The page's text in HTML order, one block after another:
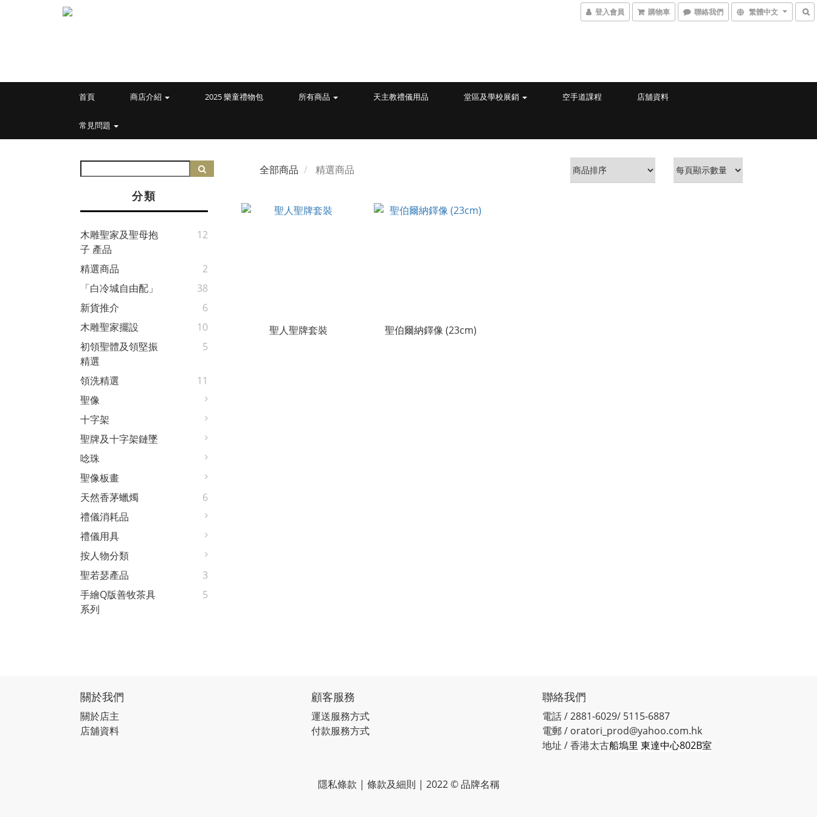
登入會員 購物車 聯絡我們 繁體中文
首頁 商店介紹 2025 樂童禮物包 所有商品 天主教禮儀用品 堂區及學校展銷 空手道課程 店舖資料
常見問題
分類
木雕聖家及聖母抱
子 產品
12
精選商品
2
「白冷城自由配」
38
新貨推介
6
木雕聖家擺設
10
初領聖體及領堅振
精選
5
領洗精選
11
聖像
十字架
聖牌及十字架鏈墜
唸珠
聖像板畫
天然香茅蠟燭
6
禮儀消耗品
禮儀用具
按人物分類
聖若瑟產品
3
手繪Q版善牧茶具
系列
5
全部商品 精選商品
聖人聖牌套裝 聖伯爾納鐸像 (23cm)
關於我們
關於店主
店舖資料
顧客服務
運送服務方式
付款服務方式
聯絡我們
電話 / 2881-6029/ 5115-6887
電郵 / oratori_prod@yahoo.com.hk
地址 / 香港太古船塢里 東達中心802B室
隱私條款 | 條款及細則 | 2022 © 品牌名稱